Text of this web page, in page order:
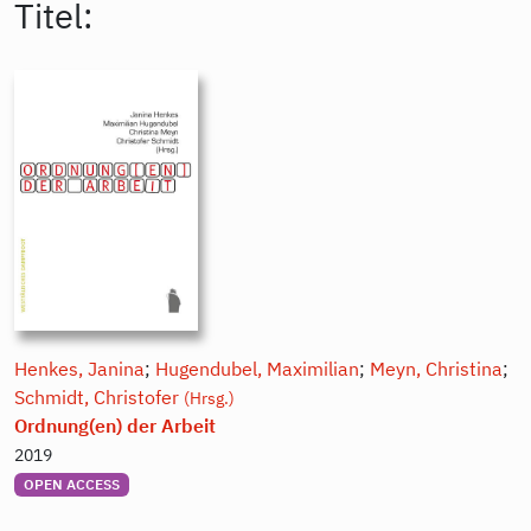
Titel:
Henkes, Janina; Hugendubel, Maximilian; Meyn, Christina;
Schmidt, Christofer (Hrsg.)
Ordnung(en) der Arbeit
2019
OPEN ACCESS